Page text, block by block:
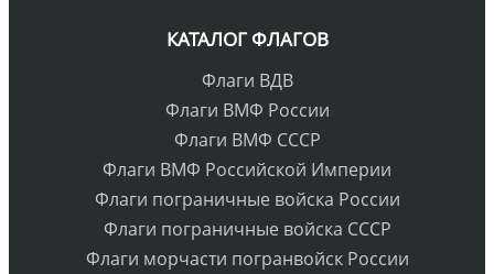
КАТАЛОГ ФЛАГОВ
Флаги ВДВ
Флаги ВМФ России
Флаги ВМФ СССР
Флаги ВМФ Российской Империи
Флаги пограничные войска России
Флаги пограничные войска СССР
Флаги морчасти погранвойск России